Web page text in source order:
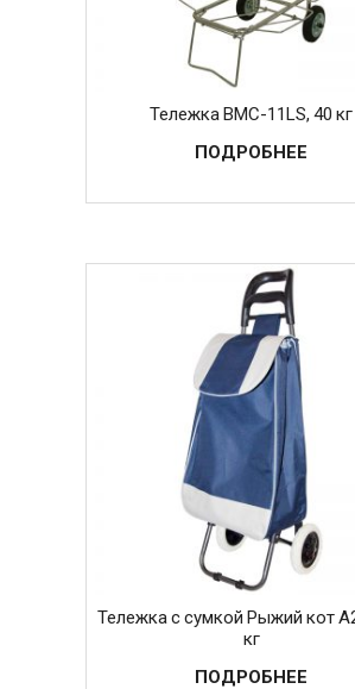
Тележка BMC-11LS, 40 кг
ПОДРОБНЕЕ
Тележка с сумкой Рыжий кот
кг
ПОДРОБНЕЕ